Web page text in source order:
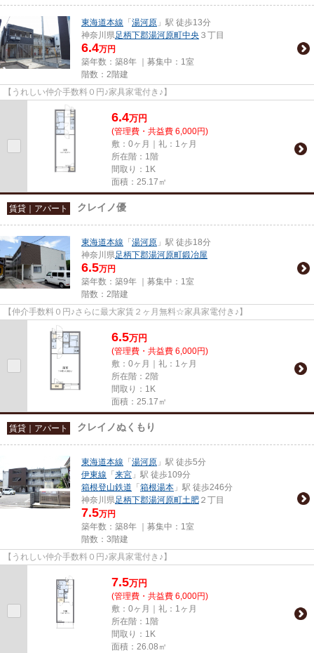
東海道本線 「 湯河原 」駅 徒歩13分
神奈川県足柄下郡湯河原町中央 ３丁目
6.4万円
築年数：築8年 ｜募集中： 1室
階数：2階建
【うれしい仲介手数料０円♪家具家電付き♪】
6.4万円
(管理費・共益費 6,000円)
敷：0ヶ月｜礼：1ヶ月
所在階：1階
間取り：1K
面積：25.17㎡
賃貸｜アパート クレイノ優
東海道本線 「 湯河原 」駅 徒歩18分
神奈川県足柄下郡湯河原町鍛冶屋
6.5万円
築年数：築9年 ｜募集中： 1室
階数：2階建
【仲介手数料０円♪さらに最大家賃２ヶ月無料☆家具家電付き♪】
6.5万円
(管理費・共益費 6,000円)
敷：0ヶ月｜礼：1ヶ月
所在階：2階
間取り：1K
面積：25.17㎡
賃貸｜アパート クレイノぬくもり
東海道本線 「 湯河原 」駅 徒歩5分
伊東線 「 来宮 」駅 徒歩109分
箱根登山鉄道 「 箱根湯本 」駅 徒歩246分
神奈川県足柄下郡湯河原町土肥 ２丁目
7.5万円
築年数：築8年 ｜募集中： 1室
階数：3階建
【うれしい仲介手数料０円♪家具家電付き♪】
7.5万円
(管理費・共益費 6,000円)
敷：0ヶ月｜礼：1ヶ月
所在階：1階
間取り：1K
面積：26.08㎡